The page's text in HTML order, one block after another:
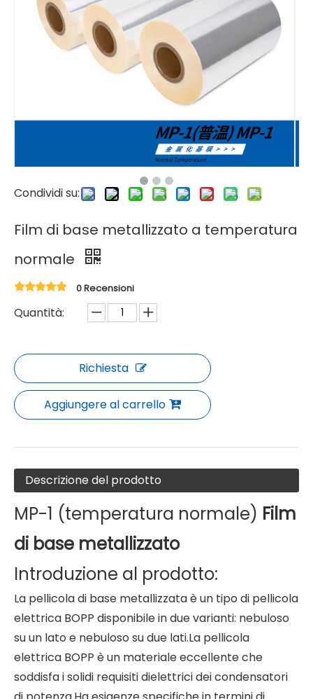
Condividi su:
Film di base metallizzato a temperatura
normale
0 Recensioni
Quantità:
Richiesta
Aggiungere al carrello
Descrizione del prodotto
MP-1 (temperatura normale) Film
di base metallizzato
Introduzione al prodotto:
La pellicola di base metallizzata è un tipo di pellicola
elettrica BOPP disponibile in due varianti: nebuloso
su un lato e nebuloso su due lati.La pellicola
elettrica BOPP è un materiale eccellente che
soddisfa i solidi requisiti dielettrici dei condensatori